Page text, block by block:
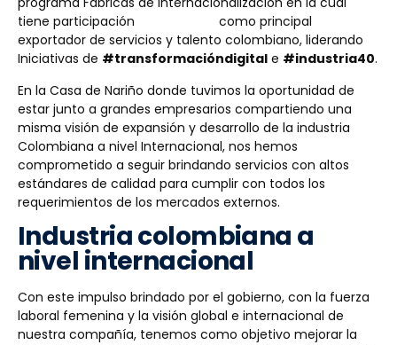
tiene participación
como principal
exportador de servicios y talento colombiano, liderando
Iniciativas de #transformacióndigital e #industria40.
En la Casa de Nariño donde tuvimos la oportunidad de
estar junto a grandes empresarios compartiendo una
misma visión de expansión y desarrollo de la industria
Colombiana a nivel Internacional, nos hemos
comprometido a seguir brindando servicios con altos
estándares de calidad para cumplir con todos los
requerimientos de los mercados externos.
Industria colombiana a
nivel internacional
Con este impulso brindado por el gobierno, con la fuerza
laboral femenina y la visión global e internacional de
nuestra compañía, tenemos como objetivo mejorar la